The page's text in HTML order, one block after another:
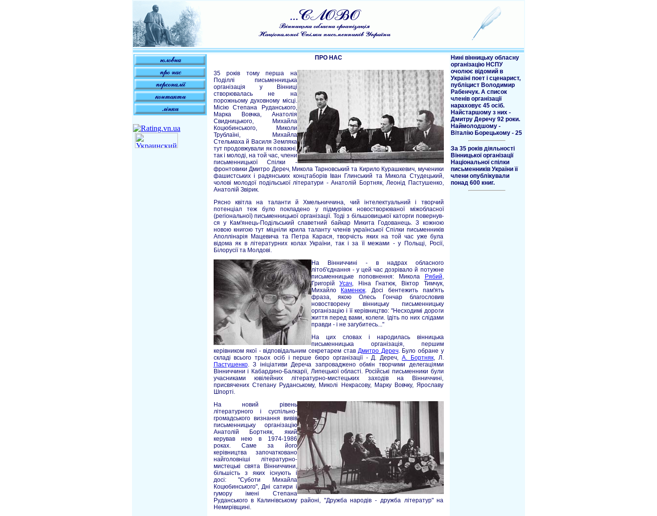
ПРО НАС
35 років тому перша на
Поділлі письменницька
організація у Вінниці
створювалась не на
порожньому духовному місці.
Місію Степана Руданського,
Марка Вовчка, Анатолія
Свидницького, Михайла
Коцюбинського, Миколи
Трублаїні, Михайла
Стельмаха й Василя Земляка
тут продовжували як поважні,
так і молоді, на той час, члени
письменницької Спілки -
фронтовики Дмитро Дереч, Микола Тарновський та Кирило Курашкевич, мученики
фашистських і радянських концтаборів Іван Глинський та Микола Студецький,
чолові молодої подільської літератури - Анатолій Бортняк, Леонід Пастушенко,
Анатолій Звірик.
Рясно квітла на таланти й Хмельниччина, чий інтелектуальний і творчий
потенціал теж було покладено у підмурівок новостворюваної міжобласної
(регіональної) письменницької організації. Тоді з більшовицької каторги повернув-
ся у Кам'янець-Подільський славетний байкар Микита Годованець. З кожною
новою книгою тут міцніли крила таланту членів української Спілки письменників
Аполлінарія Мацевича та Петра Карася, творчість яких на той час уже була
відома як в літературних колах України, так і за її межами - у Польщі, Росії,
Білорусії та Молдові.
На Вінниччині - в надрах обласного
літоб'єднання - у цей час дозрівало й потужне
письменницьке поповнення: Микола
Рябий,
ГригорійУсач, Ніна Гнатюк, Віктор Тимчук,
Михайло
Каменюк. Досі бентежить пам'ять
фраза, якою Олесь Гончар благословив
новостворену вінницьку письменницьку
організацію і її керівництво: "Несходимі дороги
життя перед вами, колеги. Ідіть по них слідами
правди - і не загубитесь..."
На цих словах і народилась вінницька
письменницька організація, першим
керівником якої - відповідальним секретарем ставДмитро Дереч. Було обране у
складі всього трьох осіб і перше бюро організації - Д. Дереч, А. Бортняк, Л.
Пастушенко. З ініціативи Дереча запроваджено обмін творчими делегаціями
Вінниччини і Кабардино-Балкарії, Липецької області. Російські письменники були
учасниками ювілейних літературно-мистецьких заходів на Вінниччині,
присвячених Степану Руданському, Миколі Некрасову, Марку Вовчку, Ярославу
Шпорті.
На новий рівень
літературного і суспільно-
громадського визнання вивів
письменницьку організацію
Анатолій Бортняк, який
керував нею в 1974-1986
роках. Саме за його
керівництва започатковано
найголовніші літературно-
мистецькі свята Вінниччини,
більшість з яких існують і
досі: "Суботи Михайла
Коцюбинського", Дні сатири і
гумору імені Степана
Руданського в Калинівському районі, "Дружба народів - дружба літератур" на
Немирівщині.
Нині вінницьку обласну
організацію НСПУ
очолює відомий в
Україні поет і сценарист,
публіцист Володимир
Рабенчук. А список
членів організації
нараховує 45 осіб.
Найстаршому з них -
Дмитру Деречу 92 роки.
Наймолодшому -
Віталію Борецькому - 25
За 35 років діяльності
Вінницької організації
Національної спілки
письменників України її
члени опублікували
понад 600 книг.